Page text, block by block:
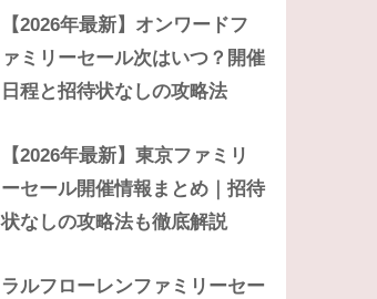
【2026年最新】オンワードフ
ァミリーセール次はいつ？開催
日程と招待状なしの攻略法
【2026年最新】東京ファミリ
ーセール開催情報まとめ｜招待
状なしの攻略法も徹底解説
ラルフローレンファミリーセー